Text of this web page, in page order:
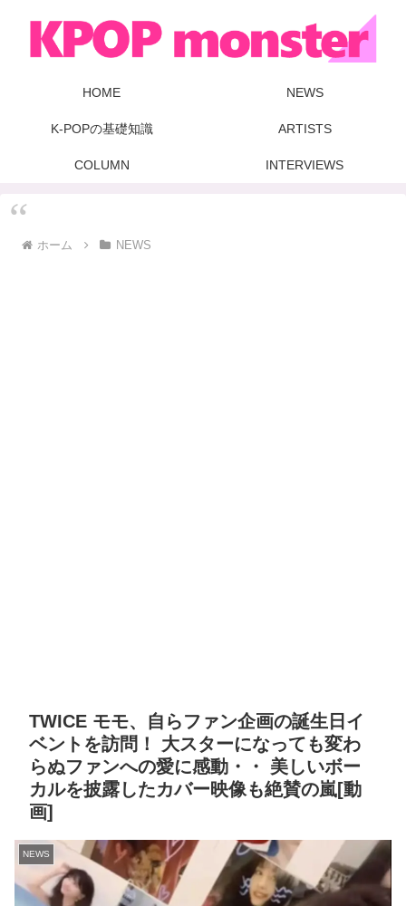
HOME NEWS
K-POPの基礎知識 ARTISTS
COLUMN INTERVIEWS
ホーム NEWS
TWICE モモ、自らファン企画の誕生日イ
ベントを訪問！ 大スターになっても変わ
らぬファンへの愛に感動・・ 美しいボー
カルを披露したカバー映像も絶賛の嵐[動
画]
NEWS